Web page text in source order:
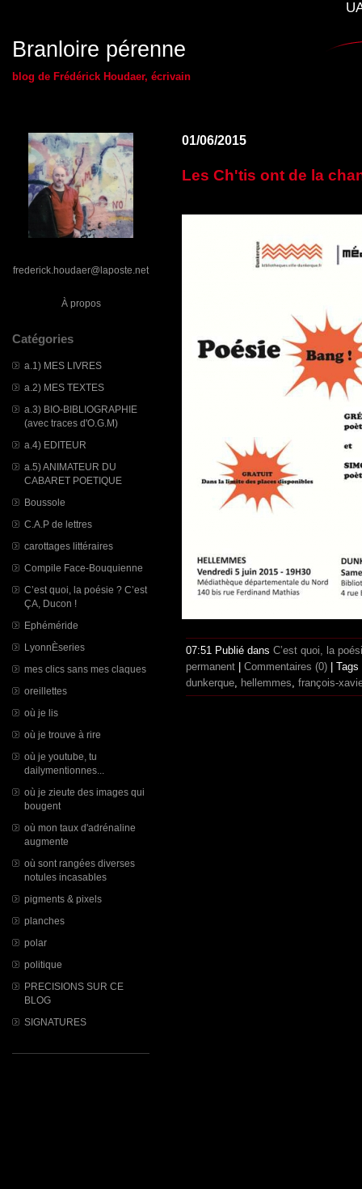
Branloire pérenne
blog de Frédérick Houdaer, écrivain
frederick.houdaer@laposte.net
À propos
Catégories
a.1) MES LIVRES
a.2) MES TEXTES
a.3) BIO-BIBLIOGRAPHIE
(avec traces d'O.G.M)
a.4) EDITEUR
a.5) ANIMATEUR DU
CABARET POETIQUE
Boussole
C.A.P de lettres
carottages littéraires
Compile Face-Bouquienne
C’est quoi, la poésie ? C’est
ÇA, Ducon !
Ephéméride
LyonnÈseries
mes clics sans mes claques
oreillettes
où je lis
où je trouve à rire
où je youtube, tu
dailymentionnes...
où je zieute des images qui
bougent
où mon taux d'adrénaline
augmente
où sont rangées diverses
notules incasables
pigments & pixels
planches
polar
politique
PRECISIONS SUR CE
BLOG
SIGNATURES
01/06/2015
Les Ch'tis ont de la
07:51 Publié dans C’est quoi, la
permanent
Commentaires (0) |
dunkerque, hellemmes, françois-